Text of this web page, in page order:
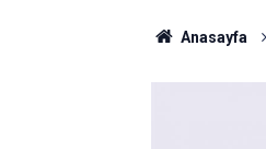
Anasayfa